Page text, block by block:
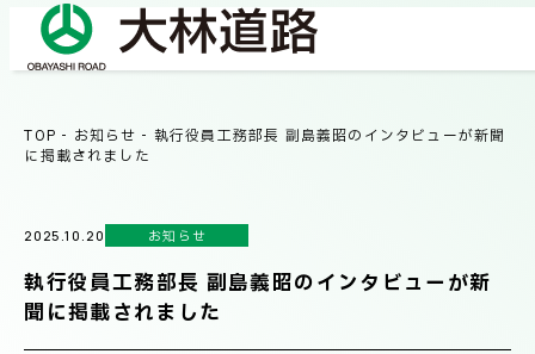
COMPANY
会社概要
社長メッセージ/企業理念
BUSINESS
事業紹介
TOP - お知らせ - 執行役員工務部長 副島義昭のインタビューが新聞
に掲載されました
2025.10.20 お知らせ
執行役員工務部長 副島義昭のインタビューが新
聞に掲載されました